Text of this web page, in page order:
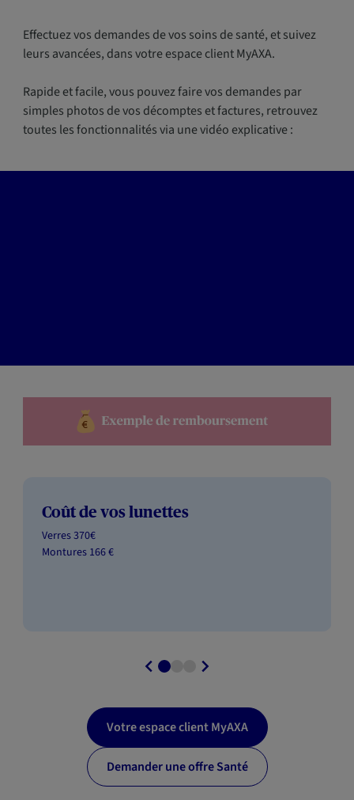
Effectuez vos demandes de vos soins de santé, et suivez
leurs avancées, dans votre espace client MyAXA.
Rapide et facile, vous pouvez faire vos demandes par
simples photos de vos décomptes et factures, retrouvez
toutes les fonctionnalités via une vidéo explicative :
Coût de vos lunettes
Verres 370€ ​
Montures 166 €​
Votre espace client MyAXA
Demander une offre Santé